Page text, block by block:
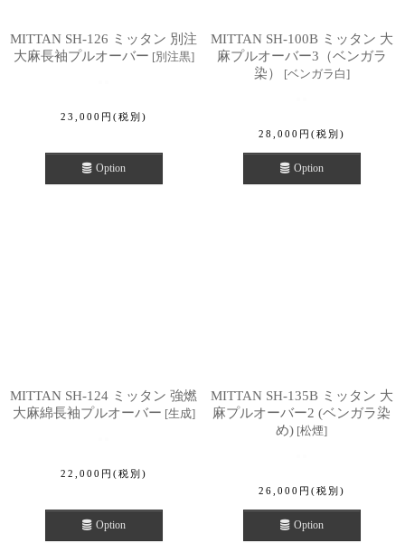
MITTAN SH-126 ミッタン 別注
大麻長袖プルオーバー [別注黒]
23,000 円 (税別)
Option
MITTAN SH-100B ミッタン 大
麻プルオーバー3（ベンガラ
染）
[ベンガラ白]
28,000 円 (税別)
Option
MITTAN SH-124 ミッタン 強燃
大麻綿長袖プルオーバー [生成]
22,000 円 (税別)
Option
MITTAN SH-135B ミッタン 大
麻プルオーバー2 (ベンガラ染
め) [松煙]
26,000 円 (税別)
Option